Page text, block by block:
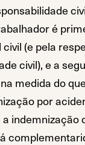
é
(e pela
civil), e a
medida do
por
indemnização